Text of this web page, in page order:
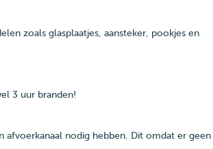
zoals glasplaatjes, aansteker, pookjes en
3 uur branden!
nodig hebben. Dit omdat er geen